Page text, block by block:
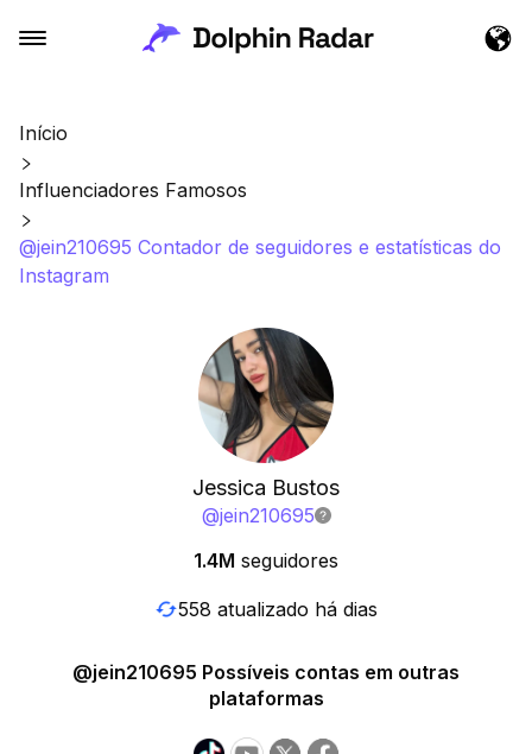
Início
Influenciadores Famosos
@jein210695 Contador de seguidores e estatísticas do
Instagram
Jessica Bustos
@jein210695
1.4M seguidores
558 atualizado há dias
@jein210695 Possíveis contas em outras
plataformas